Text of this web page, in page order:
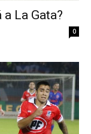
La Gata?
0